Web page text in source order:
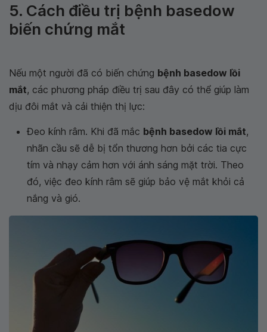
5. Cách điều trị bệnh basedow
biến chứng mắt
Nếu một người đã có biến chứng bệnh basedow lồi
mắt, các phương pháp điều trị sau đây có thể giúp làm
dịu đôi mắt và cải thiện thị lực:
Đeo kính râm. Khi đã mắc bệnh basedow lồi mắt,
nhãn cầu sẽ dễ bị tổn thương hơn bởi các tia cực
tím và nhạy cảm hơn với ánh sáng mặt trời. Theo
đó, việc đeo kính râm sẽ giúp bảo vệ mắt khỏi cả
nắng và gió.